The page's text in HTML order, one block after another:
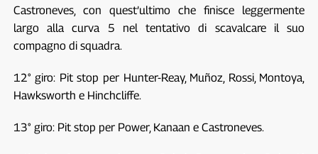
Castroneves, con quest’ultimo che finisce leggermente
largo alla curva 5 nel tentativo di scavalcare il suo
compagno di squadra.
12° giro: Pit stop per Hunter-Reay, Muñoz, Rossi, Montoya,
Hawksworth e Hinchcliffe.
13° giro: Pit stop per Power, Kanaan e Castroneves.